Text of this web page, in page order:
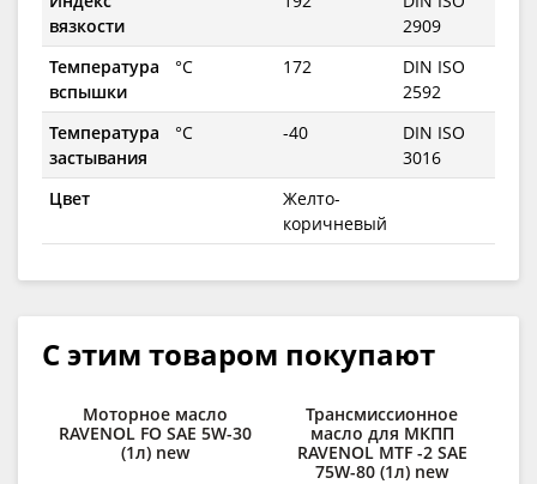
вязкости
2909
Температура
вспышки
°C 172
DIN ISO
2592
Температура
застывания
°C -40
DIN ISO
3016
Цвет
Желто-
коричневый
С этим товаром покупают
Моторное масло
RAVENOL FO SAE 5W-30
(1л) new
Трансмиссионное
масло для МКПП
RAVENOL MTF -2 SAE
75W-80 (1л) new